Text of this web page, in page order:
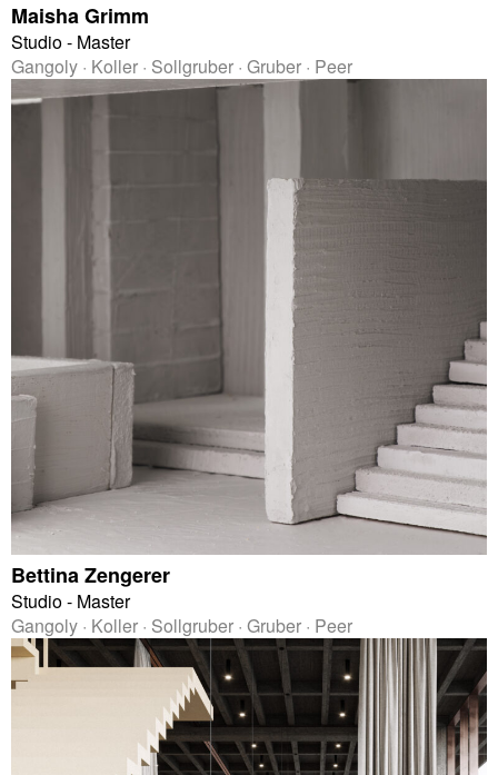
Maisha Grimm
Studio - Master
Gangoly · Koller · Sollgruber · Gruber · Peer
Bettina Zengerer
Studio - Master
Gangoly · Koller · Sollgruber · Gruber · Peer